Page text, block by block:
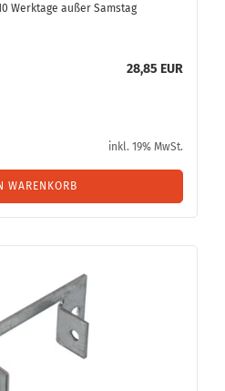
Werktage außer Samstag
28,85 EUR
inkl. 19% MwSt.
WARENKORB